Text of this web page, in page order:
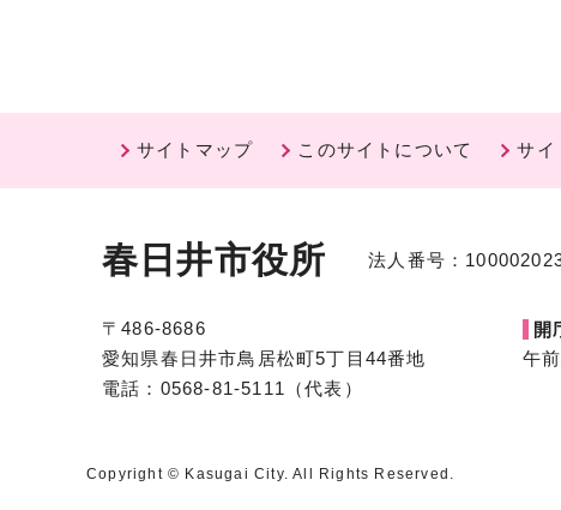
サイトマップ このサイトについて サイ
春日井市役所 法人番号：
〒486-8686
愛知県春日井市鳥居松町5丁目44番地
電話：0568-81-5111（代表）
開
午
Copyright © Kasugai City. All Rights Reserved.